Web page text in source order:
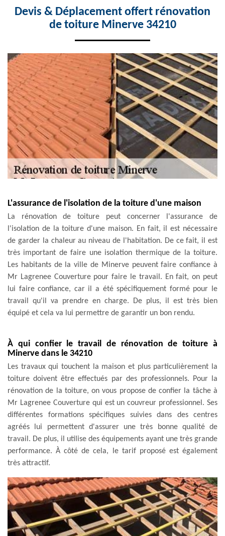
Devis & Déplacement offert rénovation
de toiture Minerve 34210
L'assurance de l'isolation de la toiture d'une maison
La rénovation de toiture peut concerner l'assurance de
l'isolation de la toiture d'une maison. En fait, il est nécessaire
de garder la chaleur au niveau de l'habitation. De ce fait, il est
très important de faire une isolation thermique de la toiture.
Les habitants de la ville de Minerve peuvent faire confiance à
Mr Lagrenee Couverture pour faire le travail. En fait, on peut
lui faire confiance, car il a été spécifiquement formé pour le
travail qu'il va prendre en charge. De plus, il est très bien
équipé et cela va lui permettre de garantir un bon rendu.
À qui confier le travail de rénovation de toiture à
Minerve dans le 34210
Les travaux qui touchent la maison et plus particulièrement la
toiture doivent être effectués par des professionnels. Pour la
rénovation de la toiture, on vous propose de confier la tâche à
Mr Lagrenee Couverture qui est un couvreur professionnel. Ses
différentes formations spécifiques suivies dans des centres
agréés lui permettent d'assurer une très bonne qualité de
travail. De plus, il utilise des équipements ayant une très grande
performance. À côté de cela, le tarif proposé est également
très attractif.